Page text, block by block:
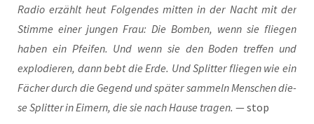
Radio erzählt heut Fol­gen­des mit­ten in der Nacht mit der
Stim­me einer jun­gen Frau: Die Bom­ben, wenn sie flie­gen
haben ein Pfei­fen. Und wenn sie den Boden tref­fen und
explo­die­ren, dann bebt die Erde. Und Split­ter flie­gen wie ein
Fächer durch die Gegend und spä­ter sam­meln Men­schen die­
se Split­ter in Eimern, die sie nach Hau­se tra­gen. — stop